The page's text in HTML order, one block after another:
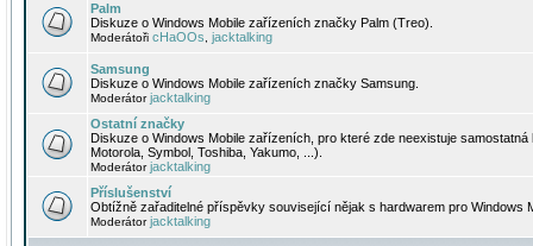
Palm
Diskuze o Windows Mobile zařízeních značky Palm (Treo).
Moderátoři cHaOOs jacktalking
Samsung
Diskuze o Windows Mobile zařízeních značky Samsung.
Moderátorjacktalking
Ostatní značky
Diskuze o Windows Mobile zařízeních, pro které zde neexistuje
Motorola, Symbol, Toshiba, Yakumo, ...).
Moderátorjacktalking
Příslušenství
Obtížně zařaditelné příspěvky související nějak s hardwarem pro Windows
Moderátorjacktalking